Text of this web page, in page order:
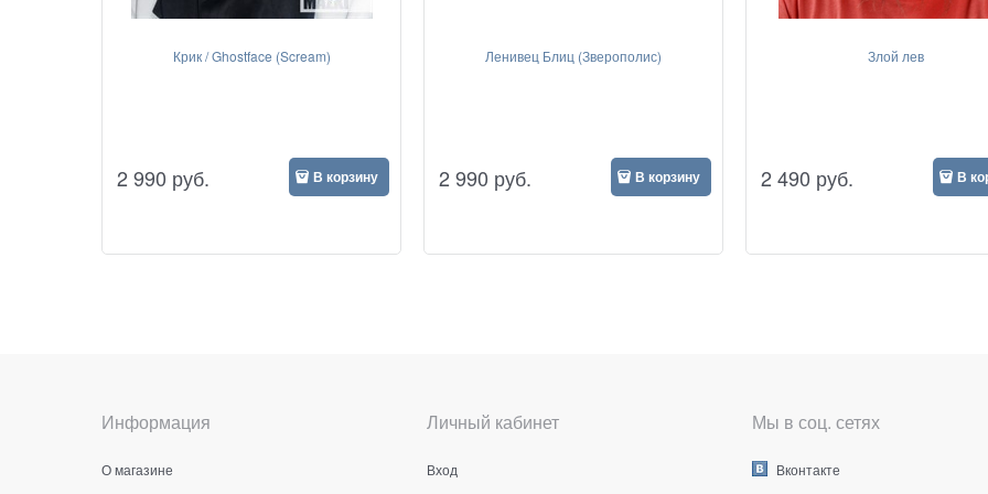
Крик / Ghostface (Scream)
2 990 руб. В корзину
Ленивец Блиц (Зверополис)
2 990 руб. В корзину
Злой лев
2 490 руб. В
Информация
О магазине
Личный кабинет
Вход
Мы в соц. сетях
Вконтакте